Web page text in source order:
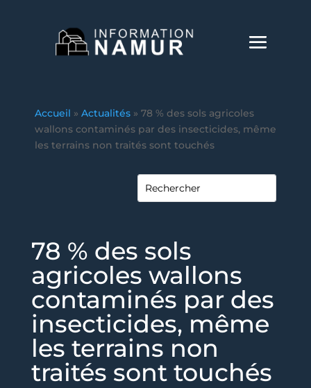
Accueil » Actualités » 78 % des sols agricoles
wallons contaminés par des insecticides, même
les terrains non traités sont touchés
78 % des sols
agricoles wallons
contaminés par des
insecticides, même
les terrains non
traités sont touchés